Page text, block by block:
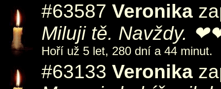
#63587 Veronika
Miluji tě. Navždy.
Hoří už 5 let, 280 dní a 44 minut.
#63133 Veronika